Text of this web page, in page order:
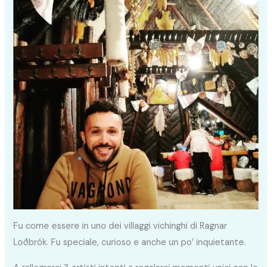
Fu come essere in uno dei villaggi vichinghi di Ragnar
Loðbrók. Fu speciale, curioso e anche un po’ inquietante.